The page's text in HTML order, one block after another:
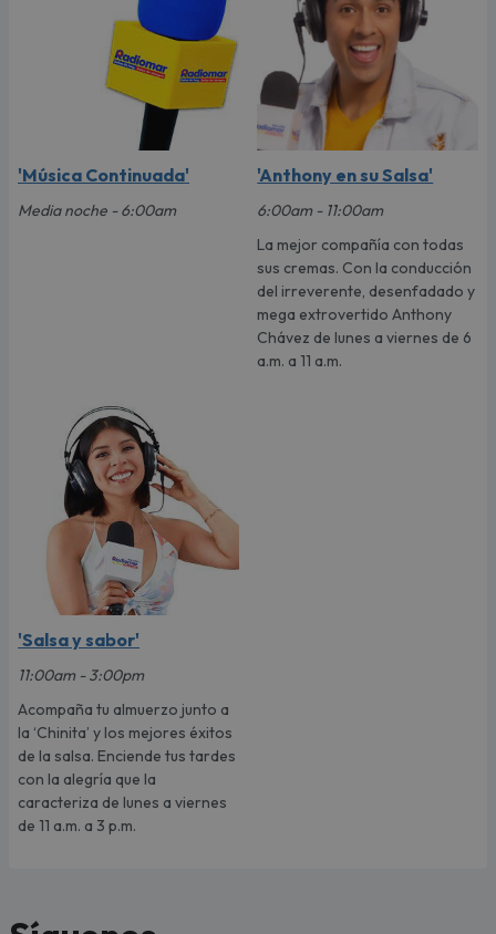
'Música Continuada'
Media noche - 6:00am
'Anthony en su Salsa'
6:00am - 11:00am
La mejor compañía con todas
sus cremas. Con la conducción
del irreverente, desenfadado y
mega extrovertido Anthony
Chávez de lunes a viernes de 6
a.m. a 11 a.m.
'Salsa y sabor'
11:00am - 3:00pm
Acompaña tu almuerzo junto a
la ‘Chinita’ y los mejores éxitos
de la salsa. Enciende tus tardes
con la alegría que la
caracteriza de lunes a viernes
de 11 a.m. a 3 p.m.